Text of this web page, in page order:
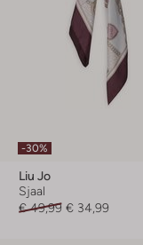
-30%
Liu Jo
Sjaal
€ 49,99 € 34,99